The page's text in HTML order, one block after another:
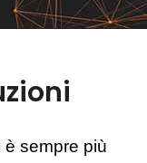
è sempre più